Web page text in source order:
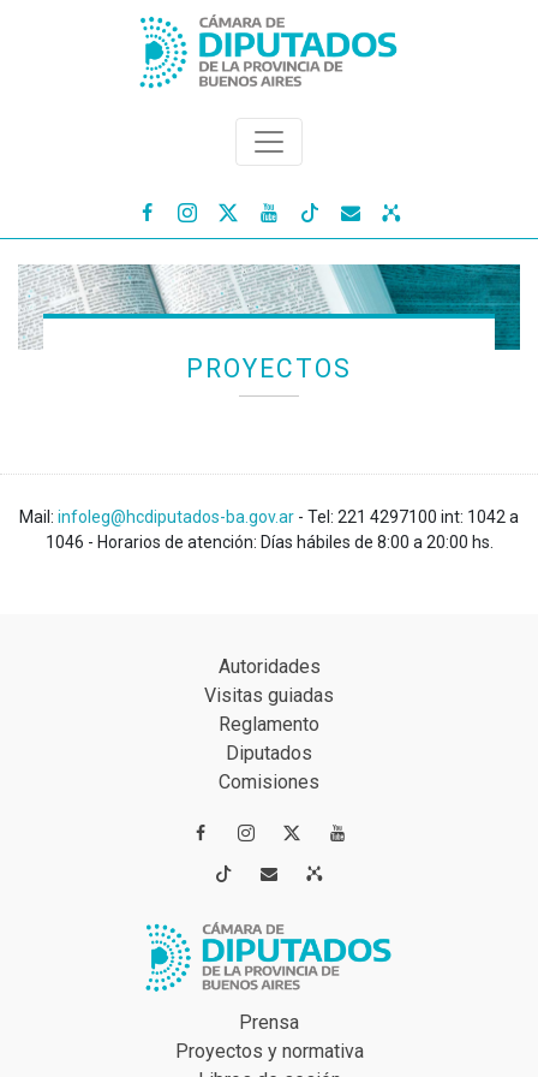
   
PROYECTOS
Mail: infoleg@hcdiputados-ba.gov.ar - Tel: 221 4297100 int: 1042 a
1046 - Horarios de atención: Días hábiles de 8:00 a 20:00 hs.
Autoridades
Visitas guiadas
Reglamento
Diputados
Comisiones
 
 
Prensa
Proyectos y normativa